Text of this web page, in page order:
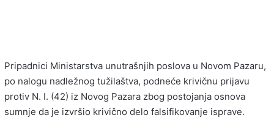
Pripadnici Ministarstva unutrašnjih poslova u Novom Pazaru,
po nalogu nadležnog tužilaštva, podneće krivičnu prijavu
protiv N. I. (42) iz Novog Pazara zbog postojanja osnova
sumnje da je izvršio krivično delo falsifikovanje isprave.